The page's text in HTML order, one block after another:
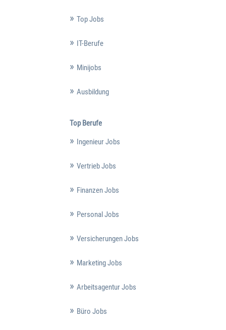
Top Jobs
IT-Berufe
Minijobs
Ausbildung
Top Berufe
Ingenieur Jobs
Vertrieb Jobs
Finanzen Jobs
Personal Jobs
Versicherungen Jobs
Marketing Jobs
Arbeitsagentur Jobs
Büro Jobs